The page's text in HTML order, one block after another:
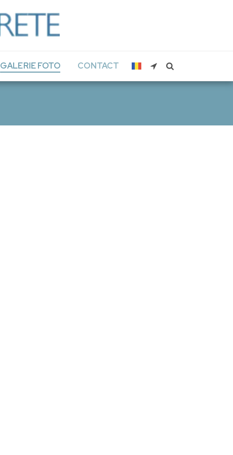
GALERIE FOTO CONTACT